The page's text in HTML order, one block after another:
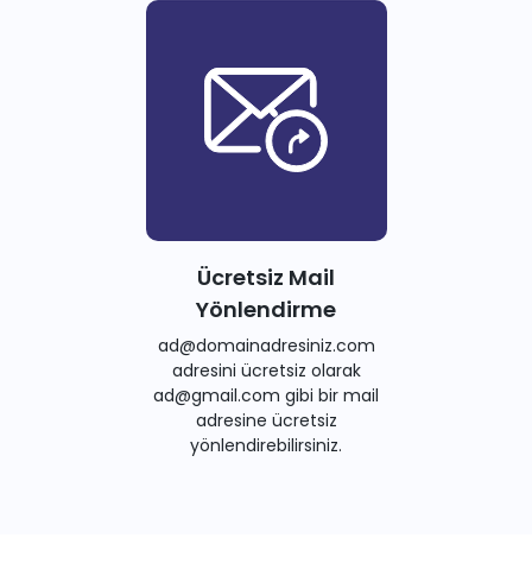
Ücretsiz Mail
Yönlendirme
ad@domainadresiniz.com
adresini ücretsiz olarak
ad@gmail.com gibi bir mail
adresine ücretsiz
yönlendirebilirsiniz.